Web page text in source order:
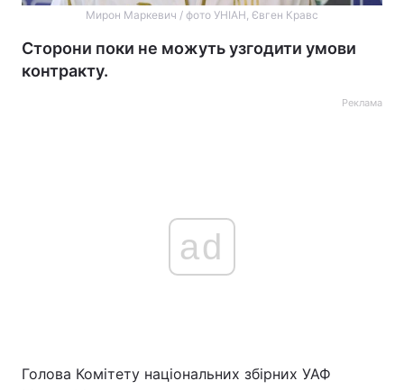
Мирон Маркевич / фото УНІАН, Євген Кравс
Сторони поки не можуть узгодити умови
контракту.
Реклама
ad
Голова Комітету національних збірних УАФ